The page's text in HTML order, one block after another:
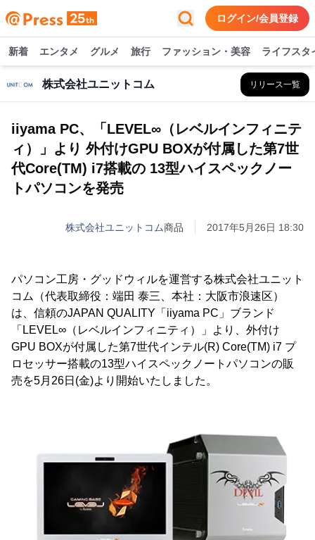
ログイン/会員登録
新着 エンタメ グルメ 旅行 ファッション・美容 ライフスタ
株式会社ユニットコム リリース一覧
iiyama PC、「LEVEL∞（レベルインフィニテ
ィ）」より 外付けGPU BOXが付属した第7世
代Core(TM) i7搭載の 13型ハイスペックノー
トパソコンを発売
株式会社ユニットコム商品 2017年5月26日 18:30
パソコン工房・グッドウィルを運営する株式会社ユニット
コム（代表取締役：端田 泰三、本社：大阪市浪速区）
は、信頼のJAPAN QUALITY「iiyama PC」ブランド
「LEVEL∞（レベルインフィニティ）」より、外付け
GPU BOXが付属した第7世代インテル(R) Core(TM) i7 プ
ロセッサー搭載の13型ハイスペックノートパソコンの販
売を5月26日(金)より開始いたしました。